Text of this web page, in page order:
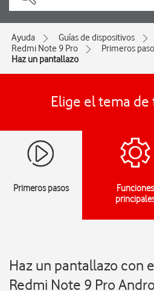
Ayuda Guías de dispositivos
Redmi Note 9 Pro
Primeros
Haz un pantallazo
Elige el tema de
Primeros pasos
Funciones
Haz un pantallazo con
Redmi Note 9 Pro